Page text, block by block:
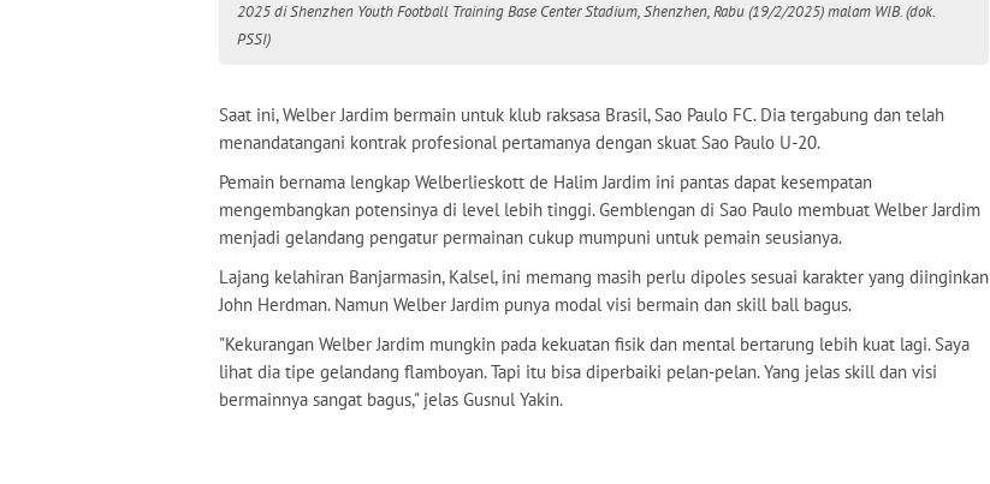
2025 di Shenzhen Youth Football Training Base Center Stadium, Shenzhen, Rabu (19/2/2025) malam WIB. (dok.
PSSI)
Saat ini, Welber Jardim bermain untuk klub raksasa Brasil, Sao Paulo FC. Dia tergabung dan telah
menandatangani kontrak profesional pertamanya dengan skuat Sao Paulo U-20.
Pemain bernama lengkap Welberlieskott de Halim Jardim ini pantas dapat kesempatan
mengembangkan potensinya di level lebih tinggi. Gemblengan di Sao Paulo membuat Welber Jardim
menjadi gelandang pengatur permainan cukup mumpuni untuk pemain seusianya.
Lajang kelahiran Banjarmasin, Kalsel, ini memang masih perlu dipoles sesuai karakter yang diinginkan
John Herdman. Namun Welber Jardim punya modal visi bermain dan skill ball bagus.
"Kekurangan Welber Jardim mungkin pada kekuatan fisik dan mental bertarung lebih kuat lagi. Saya
lihat dia tipe gelandang flamboyan. Tapi itu bisa diperbaiki pelan-pelan. Yang jelas skill dan visi
bermainnya sangat bagus," jelas Gusnul Yakin.